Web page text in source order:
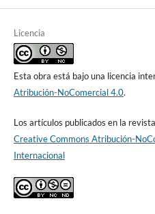
Licencia
Esta obra está bajo una licencia
Atribución-NoComercial 4.0.
Los artículos publicados en la
Creative Commons Atribución-
Internacional